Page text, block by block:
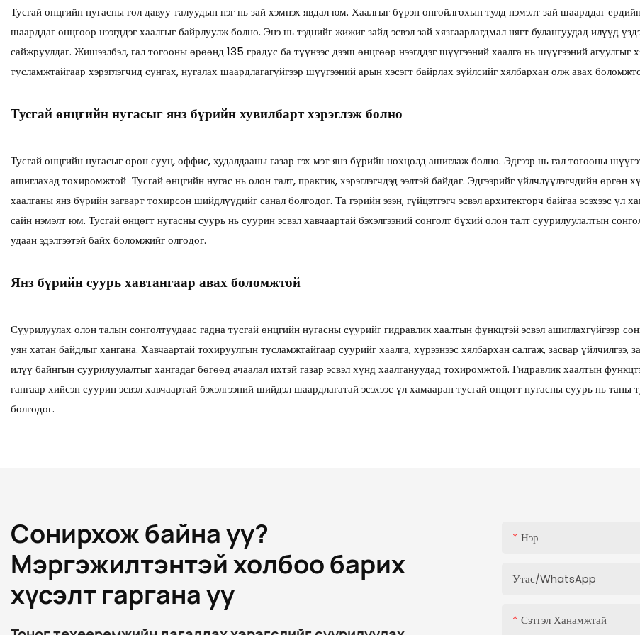
Тусгай өнцгийн нугасны гол давуу талуудын нэг нь зай хэмнэх явдал юм. Хаалгыг бүрэн онгойлгохын тулд нэмэлт зай шаарддаг
шаарддаг өнцгөөр нээгддэг хаалгыг байрлуулж болно. Энэ нь тэднийг жижиг зайд эсвэл зай хязгаарлагдмал нягт булангуудад илүүд
сайжруулдаг. Жишээлбэл, гал тогооны өрөөнд 135 градус ба түүнээс дээш өнцгөөр нээгддэг шүүгээний хаалга нь шүүгээний
тусламжтайгаар хэрэглэгчид сунгах, нугалах шаардлагагүйгээр шүүгээний арын хэсэгт байрлах зүйлсийг хялбархан олж авах
Тусгай өнцгийн нугасыг янз бүрийн хувилбарт хэрэглэж болно
Тусгай өнцгийн нугасыг орон сууц, оффис, худалдааны газар гэх мэт янз бүрийн нөхцөлд ашиглаж болно. Эдгээр нь гал тогооны
ашиглахад тохиромжтой Тусгай өнцгийн нугас нь олон талт, практик, хэрэглэгчдэд ээлтэй байдаг. Эдгээрийг үйлчлүүлэгчдийн өргөн
хаалганы янз бүрийн загварт тохирсон шийдлүүдийг санал болгодог. Та гэрийн эзэн, гүйцэтгэгч эсвэл архитекторч байгаа эсэхээс
сайн нэмэлт юм. Тусгай өнцөгт нугасны суурь нь суурин эсвэл хавчаартай бэхэлгээний сонголт бүхий олон талт суурилуулалтын
удаан эдэлгээтэй байх боломжийг олгодог.
Янз бүрийн суурь хавтангаар авах боломжтой
Суурилуулах олон талын сонголтуудаас гадна тусгай өнцгийн нугасны суурийг гидравлик хаалтын функцтэй эсвэл ашиглахгүйгээр
уян хатан байдлыг хангана. Хавчаартай тохируулгын тусламжтайгаар суурийг хаалга, хүрээнээс хялбархан салгаж, засвар үйлчилгээ,
илүү байнгын суурилуулалтыг хангадаг бөгөөд ачаалал ихтэй газар эсвэл хүнд хаалгануудад тохиромжтой. Гидравлик хаалтын
гангаар хийсэн суурин эсвэл хавчаартай бэхэлгээний шийдэл шаардлагатай эсэхээс үл хамааран тусгай өнцөгт нугасны суурь нь
болгодог.
Сонирхож байна уу?
Мэргэжилтэнтэй холбоо барих
хүсэлт гаргана уу
Нэр
Утас/whatsApp
Сэтгэл Ханамжтай